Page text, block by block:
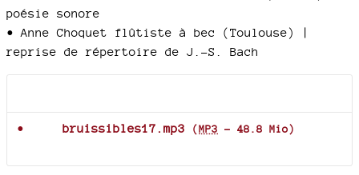
poésie sonore
• Anne Choquet flûtiste à bec (Toulouse) |
reprise de répertoire de J.-S. Bach
bruissibles17.mp3 (MP3 - 48.8 Mio)